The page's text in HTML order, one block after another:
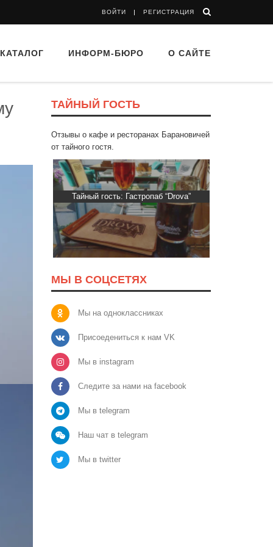
ВОЙТИ РЕГИСТРАЦИЯ
КАТАЛОГ ИНФОРМ-БЮРО О САЙТЕ
ТАЙНЫЙ ГОСТЬ
Отзывы о кафе и ресторанах Барановичей
от тайного гостя.
Тайный гость: Гастропаб “Drova”
МЫ В СОЦСЕТЯХ
Мы на одноклассниках
Присоедениться к нам VK
Мы в instagram
Следите за нами на facebook
Мы в telegram
Наш чат в telegram
Мы в twitter